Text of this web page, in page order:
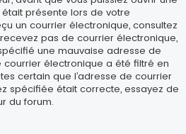
présente lors de votre
un courrier électronique, consultez
pas de courrier électronique,
une mauvaise adresse de
électronique a été filtré en
certain que l’adresse de courrier
spécifiée était correcte, essayez de
du forum.